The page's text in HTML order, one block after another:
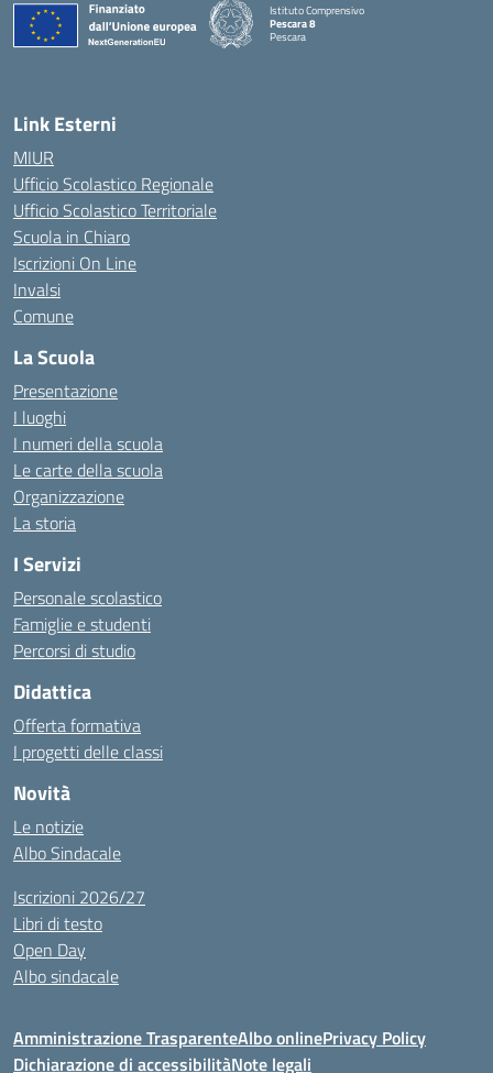
Istituto Comprensivo
Pescara 8
Pescara
Link Esterni
MIUR
Ufficio Scolastico Regionale
Ufficio Scolastico Territoriale
Scuola in Chiaro
Iscrizioni On Line
Invalsi
Comune
La Scuola
Presentazione
I luoghi
I numeri della scuola
Le carte della scuola
Organizzazione
La storia
I Servizi
Personale scolastico
Famiglie e studenti
Percorsi di studio
Didattica
Offerta formativa
I progetti delle classi
Novità
Le notizie
Albo Sindacale
Iscrizioni 2026/27
Libri di testo
Open Day
Albo sindacale
Amministrazione TrasparenteAlbo onlinePrivacy Policy
Dichiarazione di accessibilitàNote legali